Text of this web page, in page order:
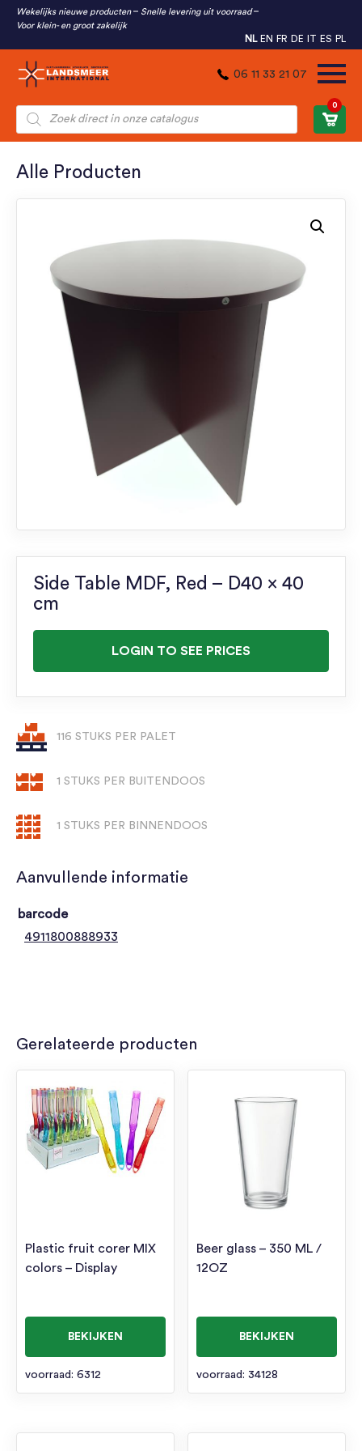
Wekelijks nieuwe producten
Snelle levering uit voorraad
Voor klein- en groot zakelijk
NL EN FR DE IT ES PL
06 11 33 21 07
Producten
zoeken
0
Alle Producten
Side Table MDF, Red – D40 x 40
cm
LOGIN TO SEE PRICES
116 STUKS PER PALET
1 STUKS PER BUITENDOOS
1 STUKS PER BINNENDOOS
Aanvullende informatie
barcode
4911800888933
Gerelateerde producten
Plastic fruit corer MIX
colors – Display
BEKIJKEN
voorraad: 6312
Beer glass – 350 ML /
12OZ
BEKIJKEN
voorraad: 34128